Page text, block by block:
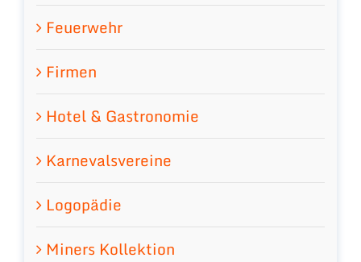
Feuerwehr
Firmen
Hotel & Gastronomie
Karnevalsvereine
Logopädie
Miners Kollektion